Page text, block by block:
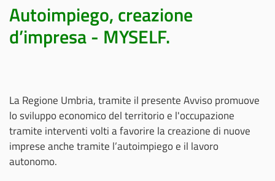
Autoimpiego, creazione
d’impresa - MYSELF.
La Regione Umbria, tramite il presente Avviso promuove
lo sviluppo economico del territorio e l'occupazione
tramite interventi volti a favorire la creazione di nuove
imprese anche tramite l’autoimpiego e il lavoro
autonomo.